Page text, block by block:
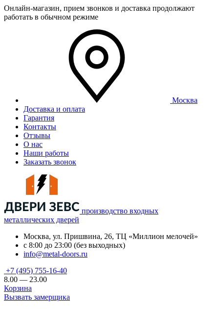
Онлайн-магазин, прием звонков и доставка продолжают
работать в обычном режиме
Москва
Доставка и оплата
Гарантия
Контакты
Отзывы
О нас
Наши работы
Заказать звонок
производство входных
металлических дверей
Москва, ул. Пришвина, 26, ТЦ «Миллион мелочей»
с 8:00 до 23:00 (без выходных)
info@metal-doors.ru
+7 (495) 755-16-40
8.00 — 23.00
Корзина
Вызвать замерщика